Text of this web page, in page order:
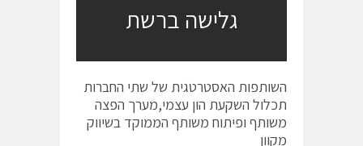
גלישה ברשת
השותפות האסטרטגית של שתי החברות
תכלול השקעת הון עצמי,מערך הפצה
משותף ופיתוח משותף הממוקד בשיווק
מקוון